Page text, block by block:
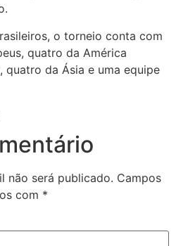
o torneio conta com
quatro da América
quatro da Ásia e uma equipe
não será publicado. Campos
com *